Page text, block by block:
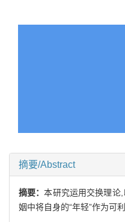
摘要/Abstract
摘要：本研究运用交换理论
姻中将自身的“年轻”作为可